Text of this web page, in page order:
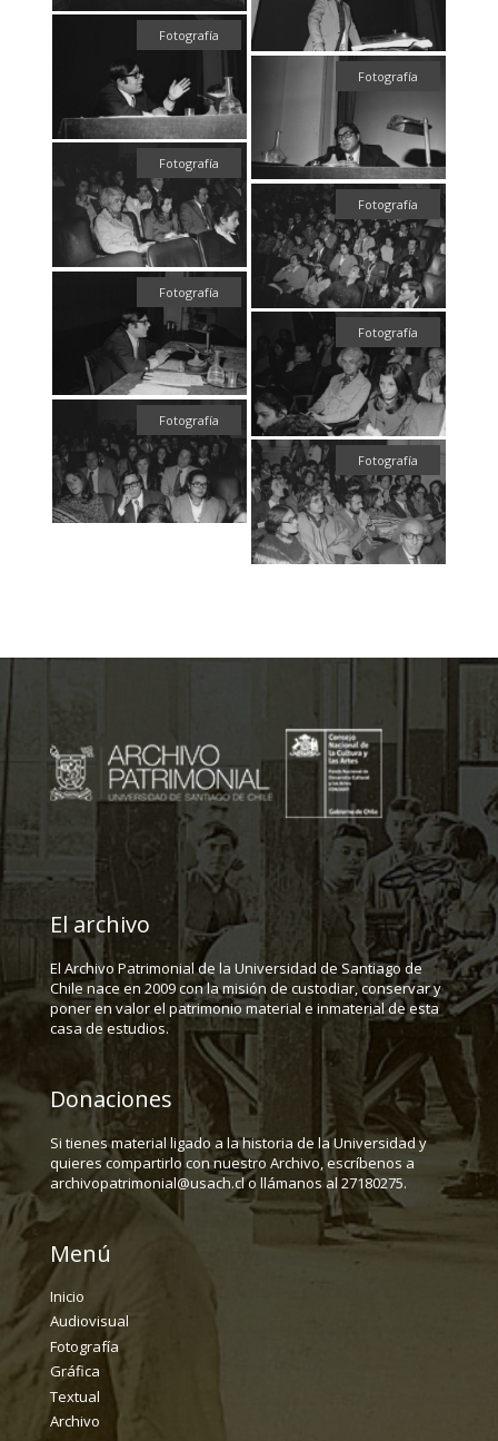
Fotografía
Fotografía
Fotografía
Fotografía
Fotografía
Fotografía
Fotografía
Fotografía
El archivo
El Archivo Patrimonial de la Universidad de Santiago de
Chile nace en 2009 con la misión de custodiar, conservar y
poner en valor el patrimonio material e inmaterial de esta
casa de estudios.
Donaciones
Si tienes material ligado a la historia de la Universidad y
quieres compartirlo con nuestro Archivo, escríbenos a
archivopatrimonial@usach.cl o llámanos al 27180275.
Menú
Inicio
Audiovisual
Fotografía
Gráfica
Textual
Archivo